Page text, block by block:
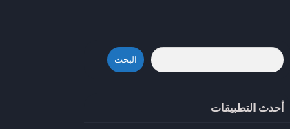
البحث
أحدث التطبيقات